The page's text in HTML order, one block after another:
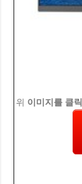
위 이미지를 클릭